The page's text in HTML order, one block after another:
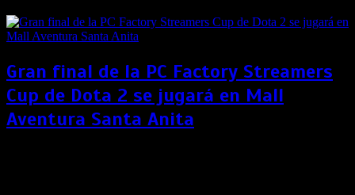
Gran final de la PC Factory Streamers
Cup de Dota 2 se jugará en Mall
Aventura Santa Anita